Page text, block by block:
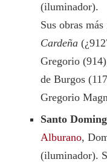
(iluminador).
Sus obras
Cardeña
Gregorio
de Burgos
Gregorio
Santo
Alburano,
(iluminador).